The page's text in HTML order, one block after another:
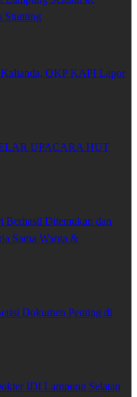
Stunting
OKP KAPI Lapor
UPACARA HUT
Berhasil Ditemukan dan
Sama Warga &
Dokumen Penting di
IDI Lampung Selatan